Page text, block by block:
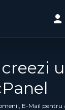
E-Mail pentru